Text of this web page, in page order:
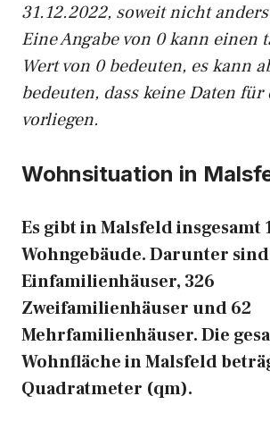
31.12.2022, soweit nicht
Eine Angabe von 0 kann einen
Wert von 0 bedeuten, es kann
bedeuten, dass keine Daten für
vorliegen.
Wohnsituation in
Es gibt in Malsfeld insgesamt
Wohngebäude. Darunter sind
Einfamilienhäuser, 326
Zweifamilienhäuser und 62
Mehrfamilienhäuser. Die
Wohnfläche in Malsfeld
Quadratmeter (qm).